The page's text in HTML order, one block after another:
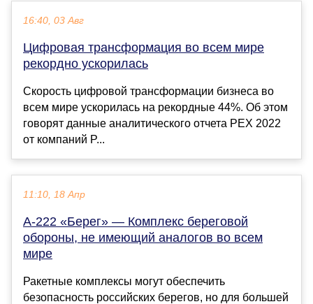
16:40, 03 Авг
Цифровая трансформация во всем мире
рекордно ускорилась
Скорость цифровой трансформации бизнеса во
всем мире ускорилась на рекордные 44%. Об этом
говорят данные аналитического отчета PEX 2022
от компаний P...
11:10, 18 Апр
А-222 «Берег» — Комплекс береговой
обороны, не имеющий аналогов во всем
мире
Ракетные комплексы могут обеспечить
безопасность российских берегов, но для большей